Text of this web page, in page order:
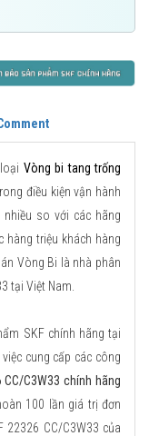
Vòng bi tang trống
điều kiện vận hành
so với các hãng
hàng triệu khách hàng
Vòng Bi là nhà phân
tại Việt Nam.
SKF chính hãng tại
cung cấp các công
CC/C3W33 chính hãng
100 lần giá trị đơn
22326 CC/C3W33 của